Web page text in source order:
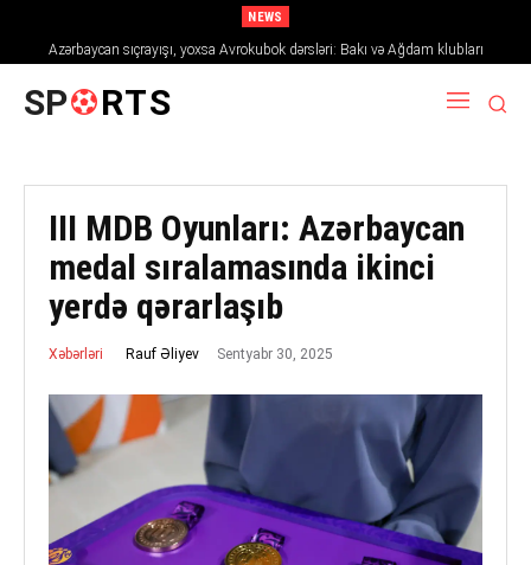
NEWS
Azərbaycan sıçrayışı, yoxsa Avrokubok dərsləri: Bakı və Ağdam klubları
2026/27 mövsümündə Avropanı necə fəth edir
SP RTS
III MDB Oyunları: Azərbaycan
medal sıralamasında ikinci
yerdə qərarlaşıb
Xəbərləri Rauf Əliyev Sentyabr 30, 2025